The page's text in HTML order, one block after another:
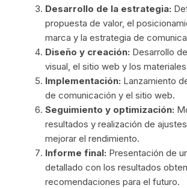
Desarrollo de la estrategia:
propuesta de valor, el
marca y la estrategia de
Diseño y creación: Desarrollo
visual, el sitio web y los
Implementación: Lanzamiento
de comunicación y el sitio web.
Seguimiento y optimización:
resultados y realización de
mejorar el rendimiento.
Informe final: Presentación de
detallado con los resultados
recomendaciones para el futuro.